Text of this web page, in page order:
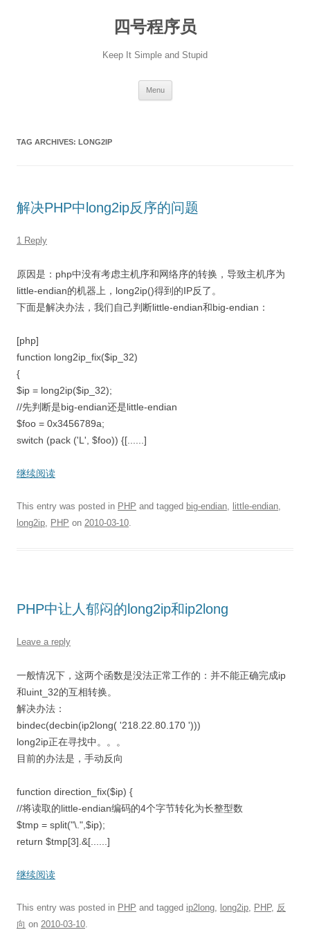
四号程序员
Keep It Simple and Stupid
Menu
TAG ARCHIVES: LONG2IP
解决PHP中long2ip反序的问题
1 Reply
原因是：php中没有考虑主机序和网络序的转换，导致主机序为
little-endian的机器上，long2ip()得到的IP反了。
下面是解决办法，我们自己判断little-endian和big-endian：
[php]
function long2ip_fix($ip_32)
{
$ip = long2ip($ip_32);
//先判断是big-endian还是little-endian
$foo = 0x3456789a;
switch (pack ('L', $foo)) {[......]
继续阅读
This entry was posted in PHP and tagged big-endian, little-endian,
long2ip, PHP on 2010-03-10.
PHP中让人郁闷的long2ip和ip2long
Leave a reply
一般情况下，这两个函数是没法正常工作的：并不能正确完成ip
和uint_32的互相转换。
解决办法：
bindec(decbin(ip2long( '218.22.80.170 ')))
long2ip正在寻找中。。。
目前的办法是，手动反向
function direction_fix($ip) {
//将读取的little-endian编码的4个字节转化为长整型数
$tmp = split("\.",$ip);
return $tmp[3].&[......]
继续阅读
This entry was posted in PHP and tagged ip2long, long2ip, PHP, 反
向 on 2010-03-10.